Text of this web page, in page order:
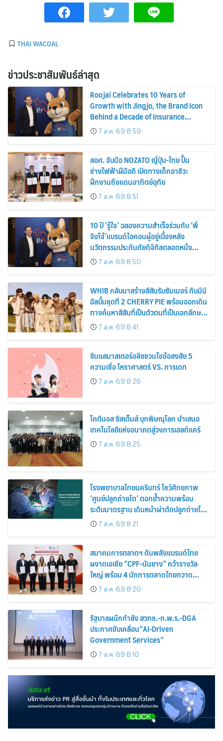
THAI WACOAL
ข่าวประชาสัมพันธ์ล่าสุด
Roojai Celebrates 10 Years of
Growth with Jingjo, the Brand Icon
Behind a Decade of Insurance
Innovation
7 ส.ค. 69 8:59
สอศ. จับมือ NOZATO ญี่ปุ่น-ไทย ปั้น
ช่างไฟฟ้าฝีมือดี เปิดทางเด็กอาชีวะ
ฝึกงานถึงแดนอาทิตย์อุทัย
7 ส.ค. 69 8:51
10 ปี ‘รู้ใจ’ ฉลองความสำเร็จร่วมกับ ‘พี่
จิงโจ้’แบรนด์ไอคอนผู้อยู่เบื้องหลัง
นวัตกรรมประกันภัยดิจิทัลตลอดหนึ่ง
ทศวรรษ
7 ส.ค. 69 8:50
WHIB กลับมาสร้างสีสันรับซัมเมอร์ กับมินิ
อัลบั้มชุดที่ 2 CHERRY PIE พร้อมออกเดิน
ทางค้นหาสีสันที่เป็นตัวตนที่เป็นเอกลักษณ์
ของตัวเอง
7 ส.ค. 69 8:41
ซินแสมาสเตอร์อลิซชวนไขข้อสงสัย 5
ความเชื่อ โหราศาสตร์ VS. การเดท
7 ส.ค. 69 8:26
โคตินอส ซิสเต็มส์ บุกพิษณุโลก นำเสนอ
เทคโนโลยีแห่งอนาคตสู่วงการเฮลท์แคร์
7 ส.ค. 69 8:25
โรงพยาบาลไทยนครินทร์ โชว์ศักยภาพ
‘ศูนย์ปลูกถ่ายไต’ ตอกย้ำความพร้อม
ระดับมาตรฐาน เดินหน้าผ่าตัดปลูกถ่ายไต
สำเร็จ 2 รายพร้อมกัน จากผู้บริจาคอวัยวะ
รายเดียวกัน
7 ส.ค. 69 8:21
สมาคมการตลาดฯ ดันพลังแบรนด์ไทย
ผงาดเอเชีย “CPF-นันยาง” คว้ารางวัล
ใหญ่ พร้อม 4 นักการตลาดไทยกวาด
รางวัลบุคคลเวที AMF AMEA & YWN
2026
7 ส.ค. 69 8:20
รัฐบาลผนึกกำลัง สวทช.-ก.พ.ร.-DGA
ประกาศขับเคลื่อน“AI-Driven
Government Services”
7 ส.ค. 69 8:10